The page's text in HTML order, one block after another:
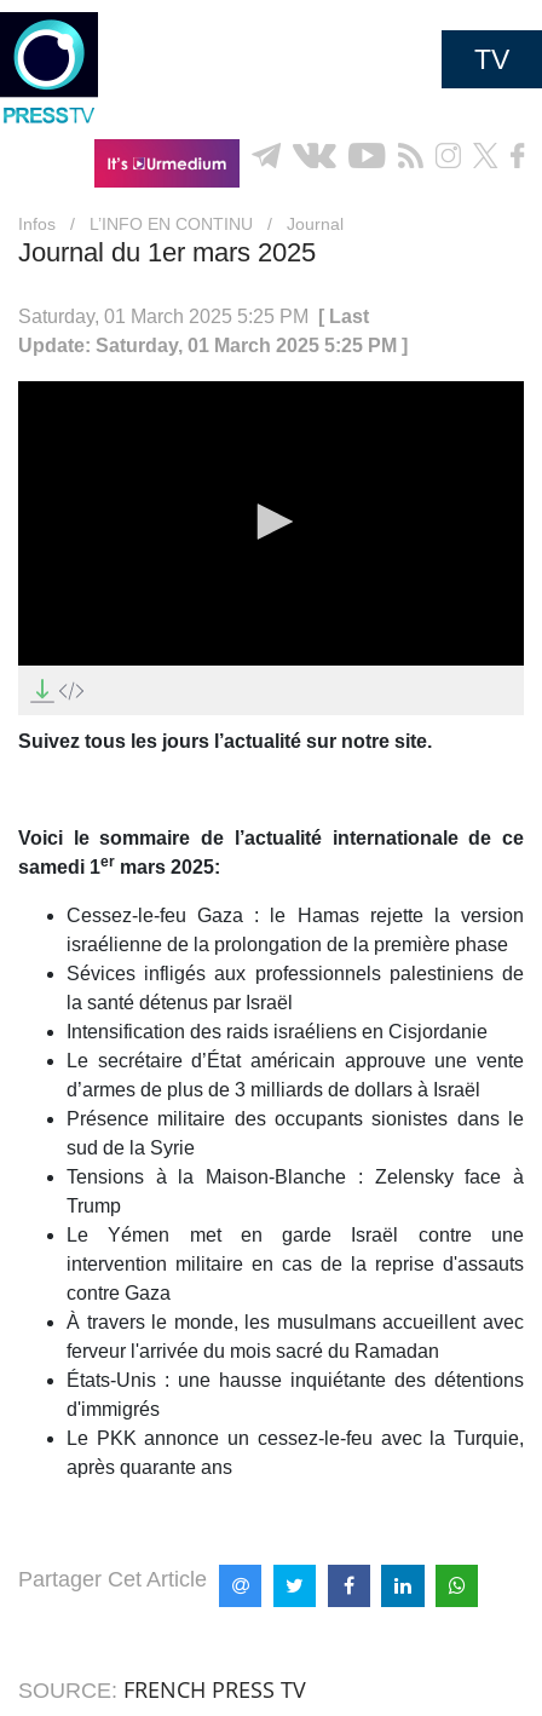
TV
Infos / L’INFO EN CONTINU / Journal
Journal du 1er mars 2025
Saturday, 01 March 2025 5:25 PM
[ Last
Update: Saturday, 01 March 2025 5:25 PM ]
seconds
0
seconds
Suivez tous les jours l’actualité sur notre site.
Voici le sommaire de l’actualité internationale de ce
samedi 1er mars 2025:
Cessez-le-feu Gaza : le Hamas rejette la version
israélienne de la prolongation de la première phase
Sévices infligés aux professionnels palestiniens de
la santé détenus par Israël
Intensification des raids israéliens en Cisjordanie
Le secrétaire d’État américain approuve une vente
d’armes de plus de 3 milliards de dollars à Israël
Présence militaire des occupants sionistes dans le
sud de la Syrie
Tensions à la Maison-Blanche : Zelensky face à
Trump
Le Yémen met en garde Israël contre une
intervention militaire en cas de la reprise d'assauts
contre Gaza
À travers le monde, les musulmans accueillent avec
ferveur l'arrivée du mois sacré du Ramadan
États-Unis : une hausse inquiétante des détentions
d'immigrés
Le PKK annonce un cessez-le-feu avec la Turquie,
après quarante ans
Partager Cet Article
SOURCE: FRENCH PRESS TV